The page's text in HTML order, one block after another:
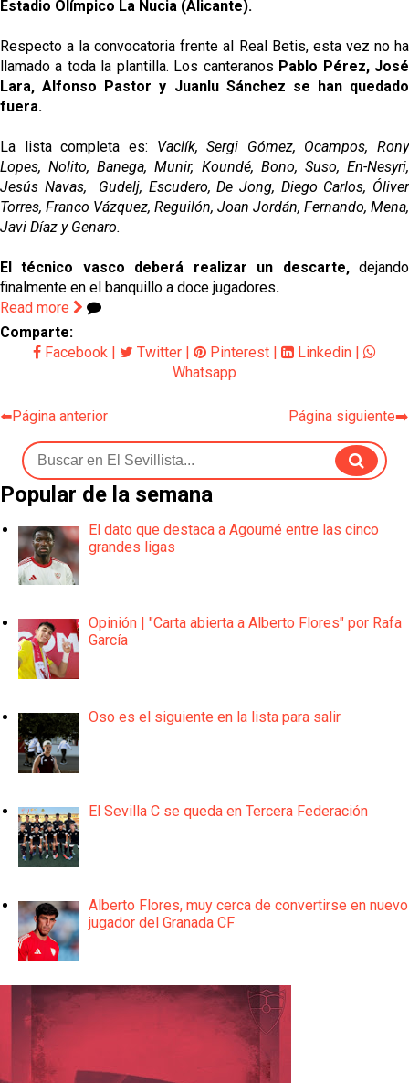
Previa | El Sevilla FC cierra la pretemporada con el
exigente choque ante el Bayer Leverkusen
Estadio Olímpico La Nucia (Alicante).
Respecto a la convocatoria frente al Real Betis, esta vez no ha
llamado a toda la plantilla. Los canteranos Pablo Pérez, José
Lara, Alfonso Pastor y Juanlu Sánchez se han quedado
fuera.
La lista completa es: Vaclík, Sergi Gómez, Ocampos, Rony
Lopes, Nolito, Banega, Munir, Koundé, Bono, Suso, En-Nesyri,
Jesús Navas, Gudelj, Escudero, De Jong, Diego Carlos, Óliver
Torres, Franco Vázquez, Reguilón, Joan Jordán, Fernando, Mena,
Javi Díaz y Genaro.
El técnico vasco deberá realizar un descarte, dejando
finalmente en el banquillo a doce jugadores.
Read more
Comparte:
Facebook
Twitter Pinterest Linkedin
Whatsapp
⬅️Página anterior Página siguiente➡️
Popular de la semana
El dato que destaca a Agoumé entre las cinco
grandes ligas
Opinión | "Carta abierta a Alberto Flores" por Rafa
García
Oso es el siguiente en la lista para salir
El Sevilla C se queda en Tercera Federación
Alberto Flores, muy cerca de convertirse en nuevo
jugador del Granada CF